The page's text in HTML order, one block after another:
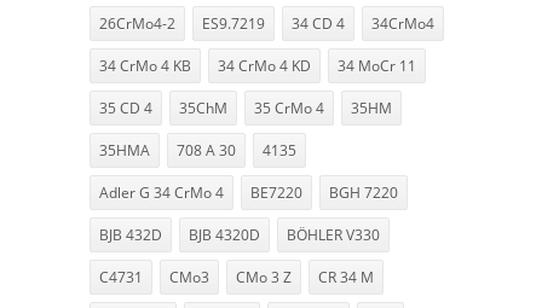
26CrMo4-2 ES9.7219 34 CD 4 34CrMo4
34 CrMo 4 KB 34 CrMo 4 KD 34 MoCr 11
35 CD 4 35ChM 35 CrMo 4 35HM
35HMA 708 A 30 4135
Adler G 34 CrMo 4 BE7220 BGH 7220
BJB 432D BJB 4320D BÖHLER V330
C4731 CMo3 CMo 3 Z CR 34 M